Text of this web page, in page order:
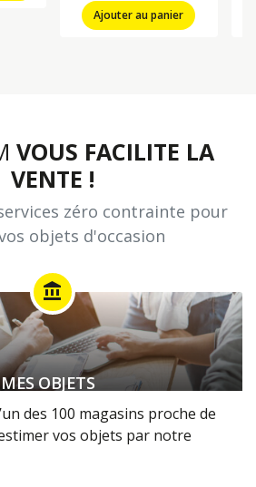
Ajouter au panier
VOUS FACILITE LA
VENTE !
zéro contrainte pour
objets d'occasion
account_balance
OBJETS
des 100 magasins proche de
vos objets par notre